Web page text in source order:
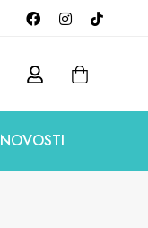
NOVOSTI